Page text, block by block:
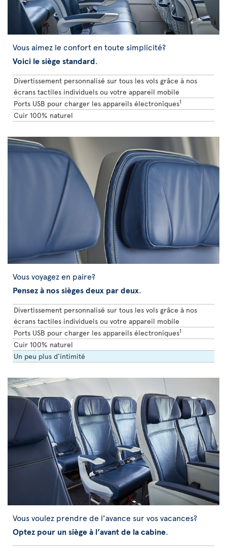
Vous aimez le confort en toute simplicité?
Voici le siège standard.
Divertissement personnalisé sur tous les vols grâce à nos
écrans tactiles individuels ou votre appareil mobile
Ports USB pour charger les appareils électroniques1
Cuir 100% naturel
Vous voyagez en paire?
Pensez à nos sièges deux par deux.
Divertissement personnalisé sur tous les vols grâce à nos
écrans tactiles individuels ou votre appareil mobile
Ports USB pour charger les appareils électroniques1
Cuir 100% naturel
Un peu plus d'intimité
Vous voulez prendre de l'avance sur vos vacances?
Optez pour un siège à l’avant de la cabine.